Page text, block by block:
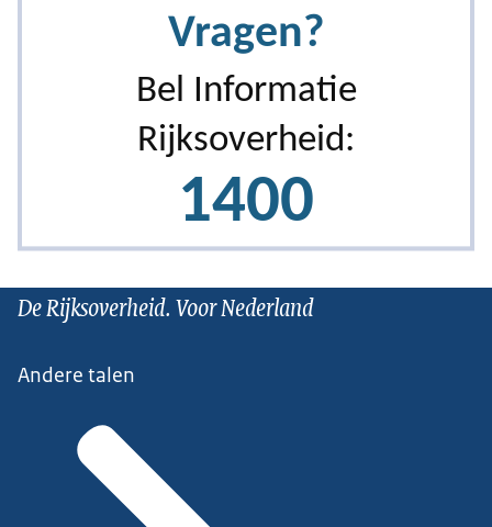
De Rijksoverheid. Voor Nederland
Andere talen